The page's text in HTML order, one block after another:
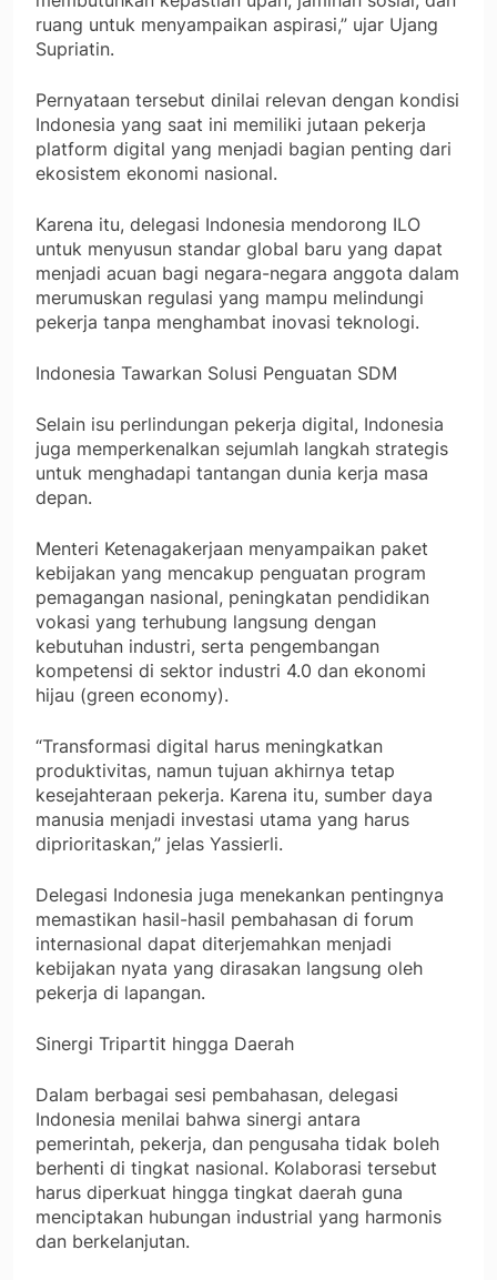
ruang untuk menyampaikan aspirasi,” ujar Ujang
Supriatin.
Pernyataan tersebut dinilai relevan dengan kondisi
Indonesia yang saat ini memiliki jutaan pekerja
platform digital yang menjadi bagian penting dari
ekosistem ekonomi nasional.
Karena itu, delegasi Indonesia mendorong ILO
untuk menyusun standar global baru yang dapat
menjadi acuan bagi negara-negara anggota dalam
merumuskan regulasi yang mampu melindungi
pekerja tanpa menghambat inovasi teknologi.
Indonesia Tawarkan Solusi Penguatan SDM
Selain isu perlindungan pekerja digital, Indonesia
juga memperkenalkan sejumlah langkah strategis
untuk menghadapi tantangan dunia kerja masa
depan.
Menteri Ketenagakerjaan menyampaikan paket
kebijakan yang mencakup penguatan program
pemagangan nasional, peningkatan pendidikan
vokasi yang terhubung langsung dengan
kebutuhan industri, serta pengembangan
kompetensi di sektor industri 4.0 dan ekonomi
hijau (green economy).
“Transformasi digital harus meningkatkan
produktivitas, namun tujuan akhirnya tetap
kesejahteraan pekerja. Karena itu, sumber daya
manusia menjadi investasi utama yang harus
diprioritaskan,” jelas Yassierli.
Delegasi Indonesia juga menekankan pentingnya
memastikan hasil-hasil pembahasan di forum
internasional dapat diterjemahkan menjadi
kebijakan nyata yang dirasakan langsung oleh
pekerja di lapangan.
Sinergi Tripartit hingga Daerah
Dalam berbagai sesi pembahasan, delegasi
Indonesia menilai bahwa sinergi antara
pemerintah, pekerja, dan pengusaha tidak boleh
berhenti di tingkat nasional. Kolaborasi tersebut
harus diperkuat hingga tingkat daerah guna
menciptakan hubungan industrial yang harmonis
dan berkelanjutan.